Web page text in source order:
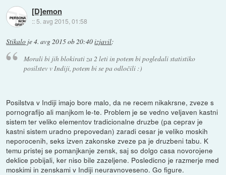
[D]emon
:: 5. avg 2015, 01:58
Stikalo je4. avg 2015 ob 20:40izjavil:
Morali bi jih blokirati za 2 leti in potem bi pogledali statistiko
posilstev v Indiji, potem bi se pa odločili :)
Posilstva v Indiji imajo bore malo, da ne recem nikakrsne, zveze s
pornografijo ali manjkom le-te. Problem je se vedno veljaven kastni
sistem ter veliko elementov tradicionalne druzbe (pa ceprav je
kastni sistem uradno prepovedan) zaradi cesar je veliko moskih
neporocenih, seks izven zakonske zveze pa je druzbeni tabu. K
temu pristej se pomanjkanje zensk, saj so dolgo casa novorojene
deklice pobijali, ker niso bile zazeljene. Posledicno je razmerje med
moskimi in zenskami v Indiji neuravnoveseno. Go figure.